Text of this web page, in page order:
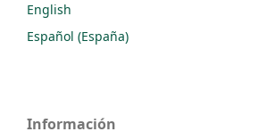
English
Español (España)
Información